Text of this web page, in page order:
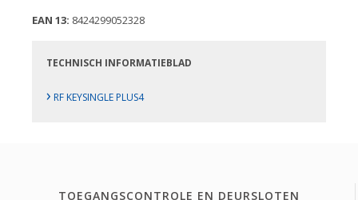
EAN 13: 8424299052328
TECHNISCH INFORMATIEBLAD
› RF KEYSINGLE PLUS4
TOEGANGSCONTROLE EN DEURSLOTEN